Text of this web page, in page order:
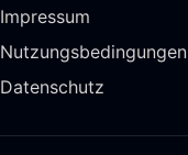
Impressum
Nutzungsbedingungen
Datenschutz